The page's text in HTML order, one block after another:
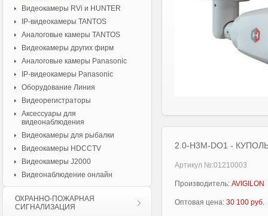
Видеокамеры RVi и HUNTER
IP-видеокамеры TANTOS
Аналоговые камеры TANTOS
Видеокамеры других фирм
Аналоговые камеры Panasonic
IP-видеокамеры Panasonic
Оборудование Линия
Видеорегистраторы
Аксессуары для
видеонаблюдения
Видеокамеры для рыбалки
Видеокамеры HDCCTV
Видеокамеры J2000
Видеонаблюдение онлайн
ОХРАННО-ПОЖАРНАЯ
СИГНАЛИЗАЦИЯ
2.0-H3M-DO1 -
Артикул №:01210003
Производитель: AVIGILON
Оптовая цена: 30 100 руб.